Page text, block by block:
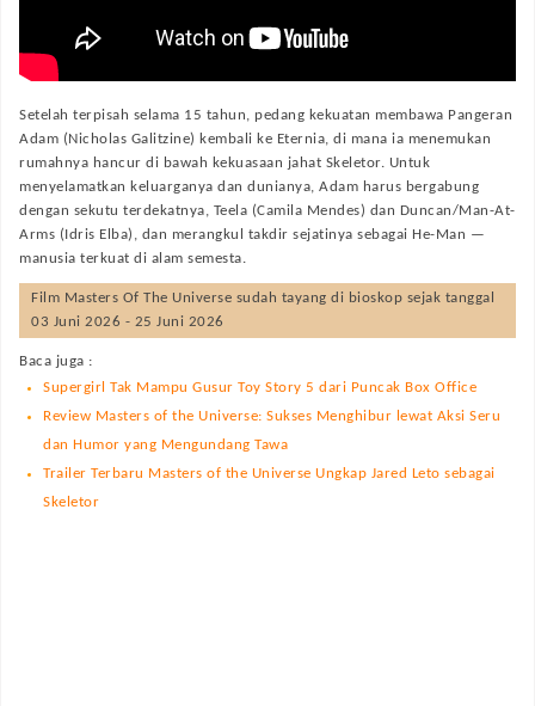
Setelah terpisah selama 15 tahun, pedang kekuatan membawa Pangeran
Adam (Nicholas Galitzine) kembali ke Eternia, di mana ia menemukan
rumahnya hancur di bawah kekuasaan jahat Skeletor. Untuk
menyelamatkan keluarganya dan dunianya, Adam harus bergabung
dengan sekutu terdekatnya, Teela (Camila Mendes) dan Duncan/Man-At-
Arms (Idris Elba), dan merangkul takdir sejatinya sebagai He-Man —
manusia terkuat di alam semesta.
Film Masters Of The Universe sudah tayang di bioskop sejak tanggal
03 Juni 2026 - 25 Juni 2026
Baca juga :
Supergirl Tak Mampu Gusur Toy Story 5 dari Puncak Box Office
Review Masters of the Universe: Sukses Menghibur lewat Aksi Seru
dan Humor yang Mengundang Tawa
Trailer Terbaru Masters of the Universe Ungkap Jared Leto sebagai
Skeletor